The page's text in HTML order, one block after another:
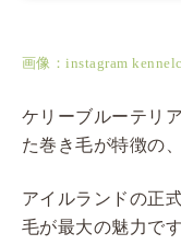
画像：instagram
ケリーブルーテリ
た巻き毛が特徴の
アイルランドの正
毛が最大の魅力で